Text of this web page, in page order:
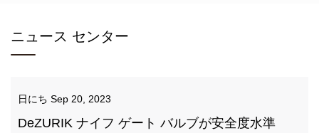
ニュース センター
日にち Sep 20, 2023
DeZURIK ナイフ ゲート バルブが安全度水準